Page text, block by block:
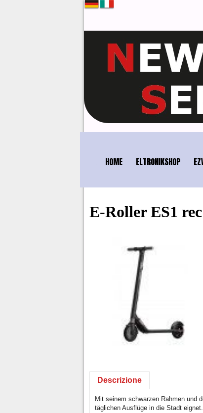
HOME ELTRONIKSHOP
E-Roller ES1 rec
Descrizione
Mit seinem schwarzen Rahmen und
täglichen Ausflüge in die Stadt